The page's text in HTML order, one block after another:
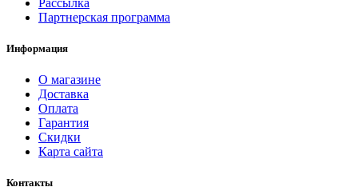
Партнерская программа
Информация
О магазине
Доставка
Оплата
Гарантия
Скидки
Карта сайта
Контакты